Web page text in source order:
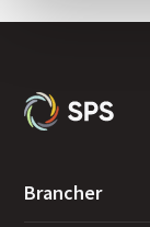
Brancher